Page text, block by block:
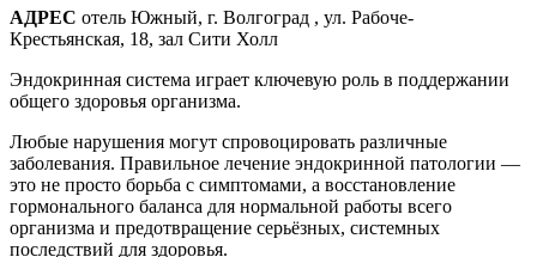
АДРЕС отель Южный, г. Волгоград , ул. Рабоче-
Крестьянская, 18, зал Сити Холл
Эндокринная система играет ключевую роль в поддержании
общего здоровья организма.
Любые нарушения могут спровоцировать различные
заболевания. Правильное лечение эндокринной патологии —
это не просто борьба с симптомами, а восстановление
гормонального баланса для нормальной работы всего
организма и предотвращение серьёзных, системных
последствий для здоровья.